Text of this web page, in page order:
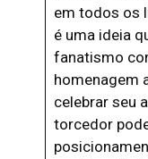
em todos os
é uma ideia
fanatismo
homenagem
celebrar seu
torcedor